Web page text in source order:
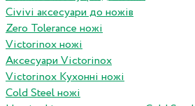
Civivi аксесуари до ножів
Zero Tolerance ножі
Victorinox ножі
Аксесуари Victorinox
Victorinox Кухонні ножі
Cold Steel ножі